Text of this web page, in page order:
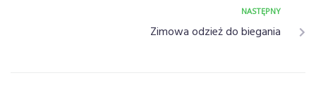
NASTĘPNY
Zimowa odzież do biegania